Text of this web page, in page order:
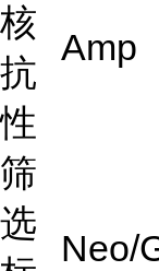
核
抗
性
Amp
筛
选
Neo/